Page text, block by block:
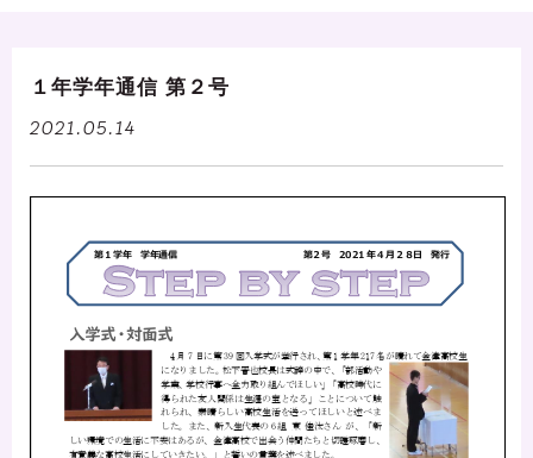
１年学年通信 第２号
2021.05.14